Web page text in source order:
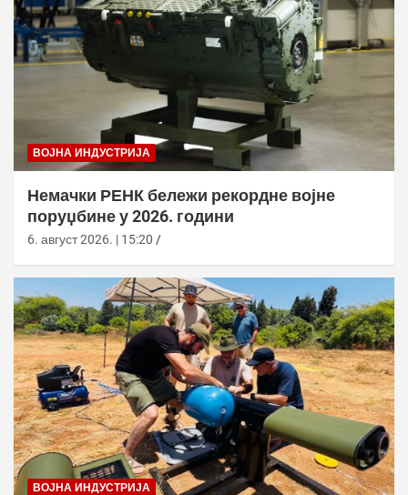
ВОЈНА ИНДУСТРИЈА
Немачки РЕНК бележи рекордне војне
поруџбине у 2026. години
6. август 2026. | 15:20
ВОЈНА ИНДУСТРИЈА